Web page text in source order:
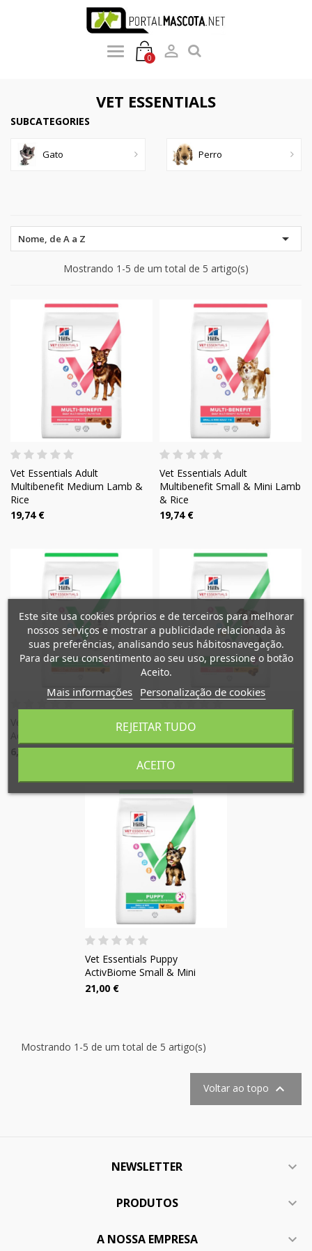
0 
VET ESSENTIALS
SUBCATEGORIES
Gato Perro
Nome, de A a Z 
Mostrando 1-5 de um total de 5 artigo(s)
Vet Essentials Adult
Multibenefit Medium Lamb &
Rice
19,74 €
Vet Essentials Adult
Multibenefit Small & Mini Lamb
& Rice
19,74 €
Vet Essentials Puppy
ActivBiome Large Breed
6,29 €
Vet Essentials Puppy
ActivBiome Medium
19,79 €
Vet Essentials Puppy
ActivBiome Small & Mini
21,00 €
Mostrando 1-5 de um total de 5 artigo(s)
Voltar ao topo 
NEWSLETTER 
PRODUTOS 
A NOSSA EMPRESA 
Mi lista de deseos ×
Crear nueva lista
((modalTitle)) ×
((confirmMessage))
Criar lista de desejos ×
Nome da lista de desejos
Cancelar Criar lista de desejos
Entrar ×
É necessário ter sessão iniciada para guardar produtos
na sua lista de desejos.
Cancelar
Este site usa cookies próprios e de terceiros para melhorar
nossos serviços e mostrar a publicidade relacionada às
suas preferências, analisando seus hábitosnavegação.
Para dar seu consentimento ao seu uso, pressione o botão
Aceito.
Mais informações Personalização de cookies
REJEITAR TUDO
ACEITO